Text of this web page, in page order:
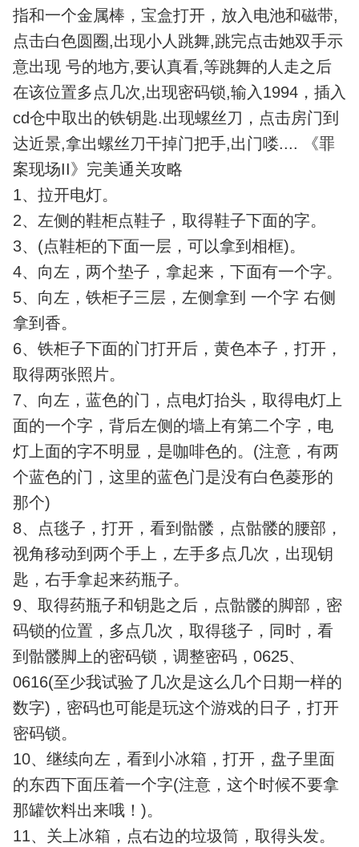
指和一个金属棒，宝盒打开，放入电池和磁带,
点击白色圆圈,出现小人跳舞,跳完点击她双手示
意出现 号的地方,要认真看,等跳舞的人走之后
在该位置多点几次,出现密码锁,输入1994，插入
cd仓中取出的铁钥匙.出现螺丝刀，点击房门到
达近景,拿出螺丝刀干掉门把手,出门喽.... 《罪
案现场II》完美通关攻略
1、拉开电灯。
2、左侧的鞋柜点鞋子，取得鞋子下面的字。
3、(点鞋柜的下面一层，可以拿到相框)。
4、向左，两个垫子，拿起来，下面有一个字。
5、向左，铁柜子三层，左侧拿到 一个字 右侧
拿到香。
6、铁柜子下面的门打开后，黄色本子，打开，
取得两张照片。
7、向左，蓝色的门，点电灯抬头，取得电灯上
面的一个字，背后左侧的墙上有第二个字，电
灯上面的字不明显，是咖啡色的。(注意，有两
个蓝色的门，这里的蓝色门是没有白色菱形的
那个)
8、点毯子，打开，看到骷髅，点骷髅的腰部，
视角移动到两个手上，左手多点几次，出现钥
匙，右手拿起来药瓶子。
9、取得药瓶子和钥匙之后，点骷髅的脚部，密
码锁的位置，多点几次，取得毯子，同时，看
到骷髅脚上的密码锁，调整密码，0625、
0616(至少我试验了几次是这么几个日期一样的
数字)，密码也可能是玩这个游戏的日子，打开
密码锁。
10、继续向左，看到小冰箱，打开，盘子里面
的东西下面压着一个字(注意，这个时候不要拿
那罐饮料出来哦！)。
11、关上冰箱，点右边的垃圾筒，取得头发。